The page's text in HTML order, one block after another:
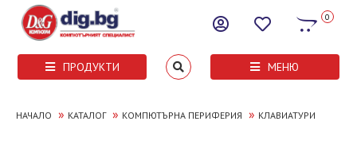
0
ПРОДУКТИ МЕНЮ
НАЧАЛО » КАТАЛОГ » КОМПЮТЪРНА ПЕРИФЕРИЯ » КЛАВИАТУРИ